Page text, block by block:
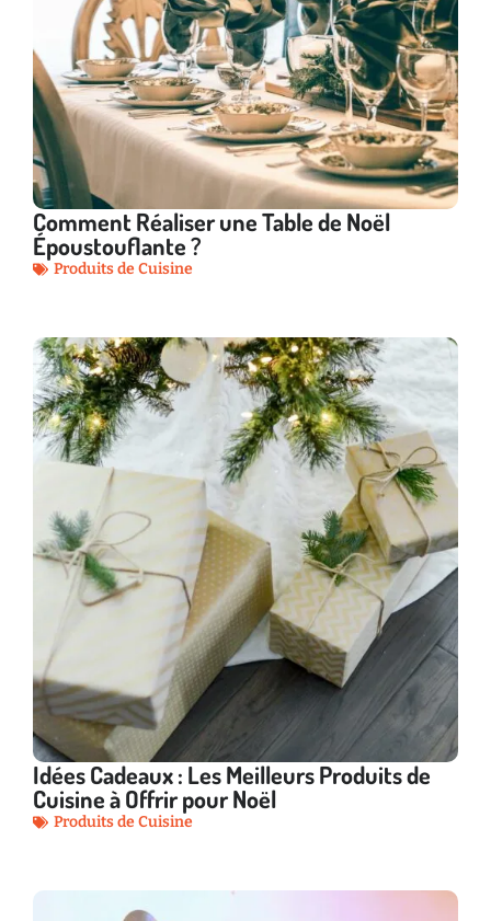
Comment Réaliser une Table de Noël
Époustouflante ?
Produits de Cuisine
Idées Cadeaux : Les Meilleurs Produits de
Cuisine à Offrir pour Noël
Produits de Cuisine